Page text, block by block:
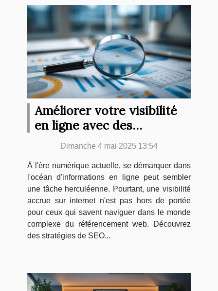
Améliorer votre visibilité
en ligne avec des
stratégies SEO efficaces
Dimanche 4 mai 2025 13:54
À l'ère numérique actuelle, se démarquer dans
l'océan d'informations en ligne peut sembler
une tâche herculéenne. Pourtant, une visibilité
accrue sur internet n'est pas hors de portée
pour ceux qui savent naviguer dans le monde
complexe du référencement web. Découvrez
des stratégies de SEO...